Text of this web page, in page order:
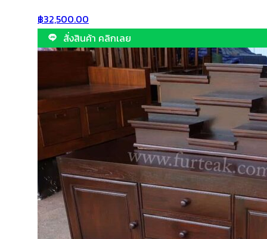
฿32,500.00
สั่งสินค้า คลิกเลย